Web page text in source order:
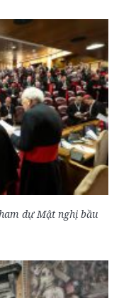
dự Mật nghị bầu